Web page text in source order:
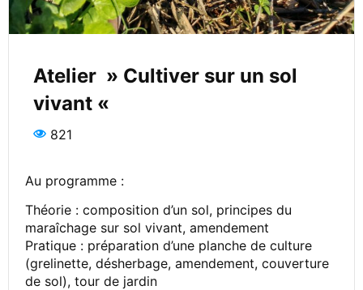
Atelier » Cultiver sur un sol
vivant «
821
Au programme :
Théorie : composition d’un sol, principes du
maraîchage sur sol vivant, amendement
Pratique : préparation d’une planche de culture
(grelinette, désherbage, amendement, couverture
de sol), tour de jardin